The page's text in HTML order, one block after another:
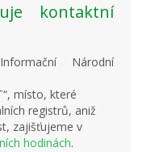
kontaktní
Národní
místo, které
registrů, aniž
zajišťujeme v
hodinách.